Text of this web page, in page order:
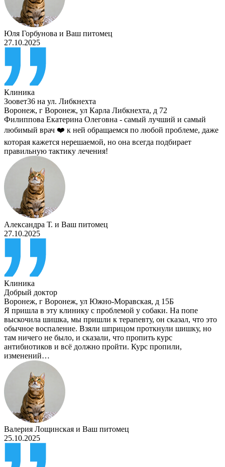
Юля Горбунова и Ваш питомец
27.10.2025
Клиника
Зоовет36 на ул. Либкнехта
Воронеж, г Воронеж, ул Карла Либкнехта, д 72
Филиппова Екатерина Олеговна - самый лучший и самый
любимый врач ❤️ к ней обращаемся по любой проблеме, даже
которая кажется нерешаемой, но она всегда подбирает
правильную тактику лечения!
Александра Т. и Ваш питомец
27.10.2025
Клиника
Добрый доктор
Воронеж, г Воронеж, ул Южно-Моравская, д 15Б
Я пришла в эту клинику с проблемой у собаки. На попе
выскочила шишка, мы пришли к терапевту, он сказал, что это
обычное воспаление. Взяли шприцом проткнули шишку, но
там ничего не было, и сказали, что пропить курс
антибиотиков и всё должно пройти. Курс пропили,
изменений…
Валерия Лощинская и Ваш питомец
25.10.2025